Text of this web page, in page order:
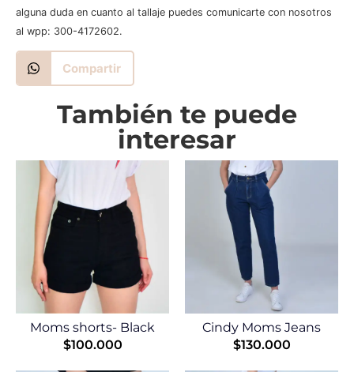
alguna duda en cuanto al tallaje puedes comunicarte con nosotros
al wpp: 300-4172602.
Compartir
También te puede
interesar
Moms shorts- Black
$100.000
Cindy Moms Jeans
$130.000